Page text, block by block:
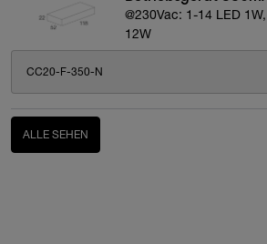
@230Vac: 1-14 LED
12W
CC20-F-350-N
ALLE SEHEN